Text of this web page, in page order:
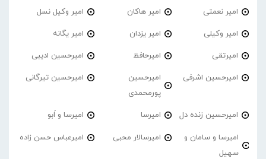
امیر نعمتی امیر هاکان امیر وکیل نسل
امیر وکیلی امیر یزدان امیر یگانه
امیرتقی امیرحافظ امیرحسین ادیبی
امیرحسین اشرفی
امیرحسین
پورمحمدی
امیرحسین تیرگانی
امیرحسین زنده دل امیرسا امیرسا و اَبو
امیرسا و سامان و
سهیل
امیرسالار محبی امیرعباس حسن زاده